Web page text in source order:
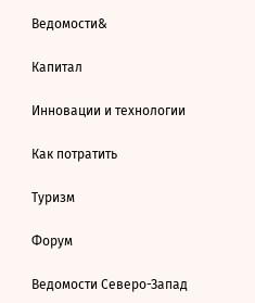
Ведомости&
Капитал
Инновации и технологии
Как потратить
Туризм
Форум
Ведомости Северо-Запад